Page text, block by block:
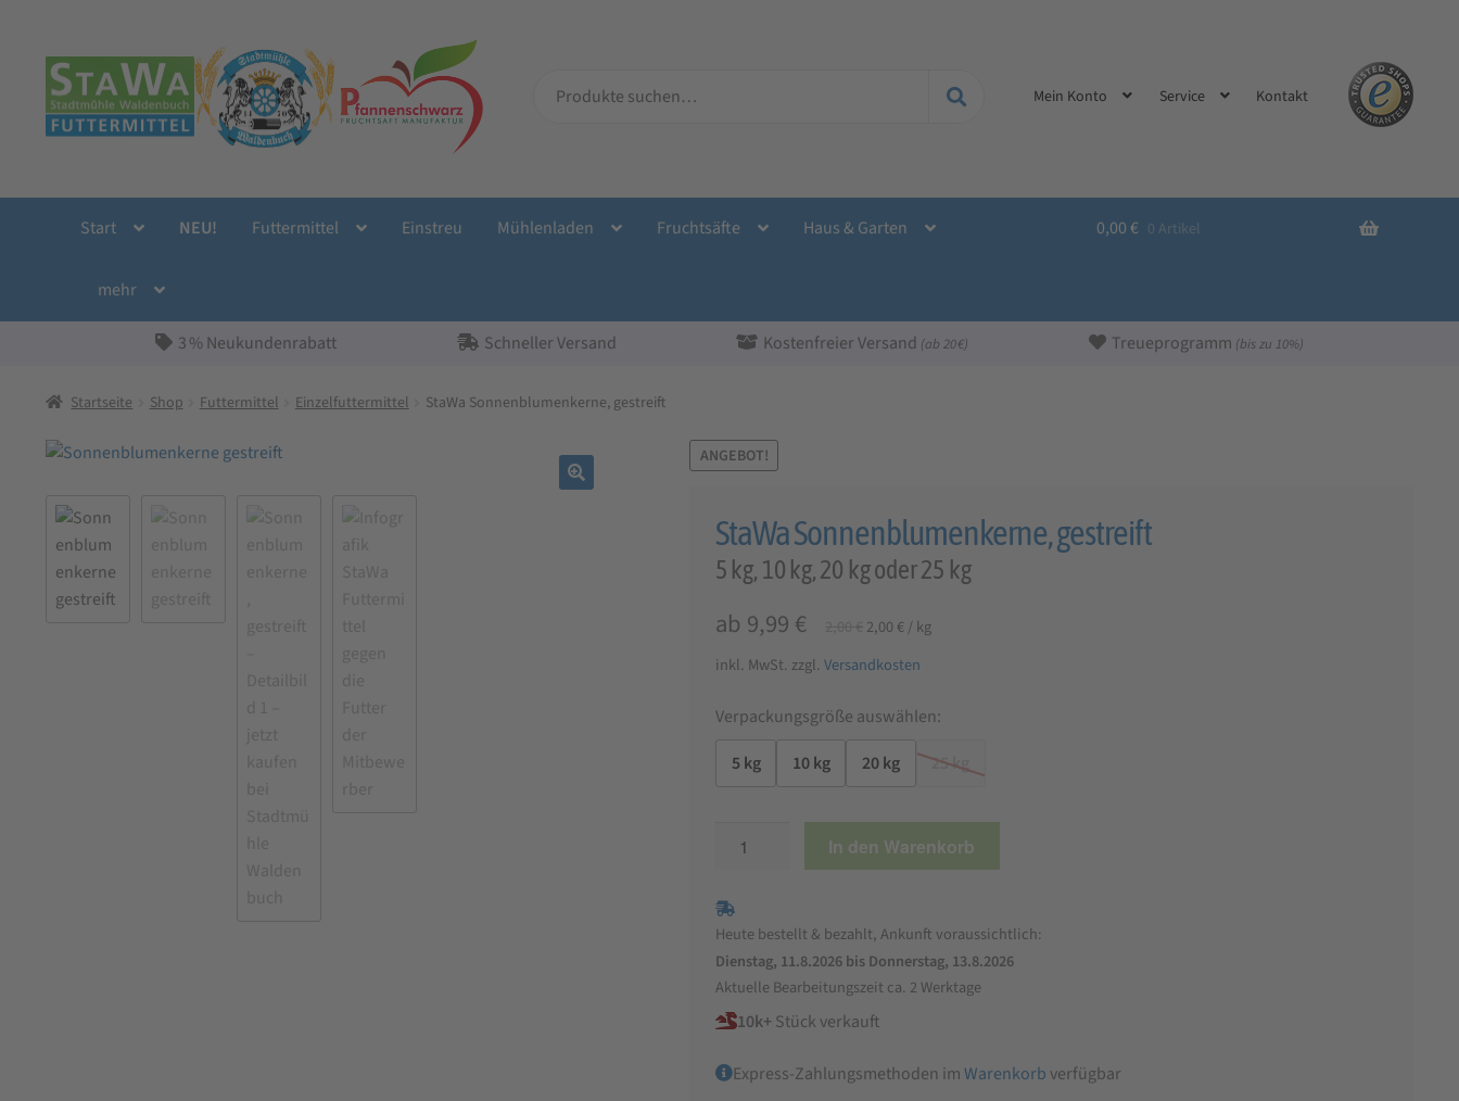
Navigation
springen
Inhalt
springen
nach:
Mein Konto Service Kontakt
Start NEU! Futtermittel Einstreu Mühlenladen Fruchtsäfte Haus & Garten
mehr
0,00 € 0 Artikel
3 % Neukundenrabatt Schneller Versand Kostenfreier Versand (ab 20 €) Treueprogramm (bis zu 10%)
Startseite Shop Futtermittel Einzelfuttermittel StaWa Sonnenblumenkerne, gestreift
ANGEBOT!
StaWa Sonnenblumenkerne, gestreift
5 kg, 10 kg, 20 kg oder 25 kg
ab 9,99 €
Ursprünglicher
Preis
war:
2,00 € Aktueller
Preis
ist:
/kg
inkl. MwSt. zzgl. Versandkosten
Verpackungsgröße auswählen:
5 kg
10 kg 20 kg 25 kg
Sonnenblumenkerne,
Menge
In den Warenkorb
Heute bestellt & bezahlt, Ankunft voraussichtlich:
Dienstag, 11.8.2026 bis Donnerstag, 13.8.2026
Aktuelle Bearbeitungszeit ca. 2 Werktage
10k+Stück verkauft
Express-Zahlungsmethoden imWarenkorb verfügbar